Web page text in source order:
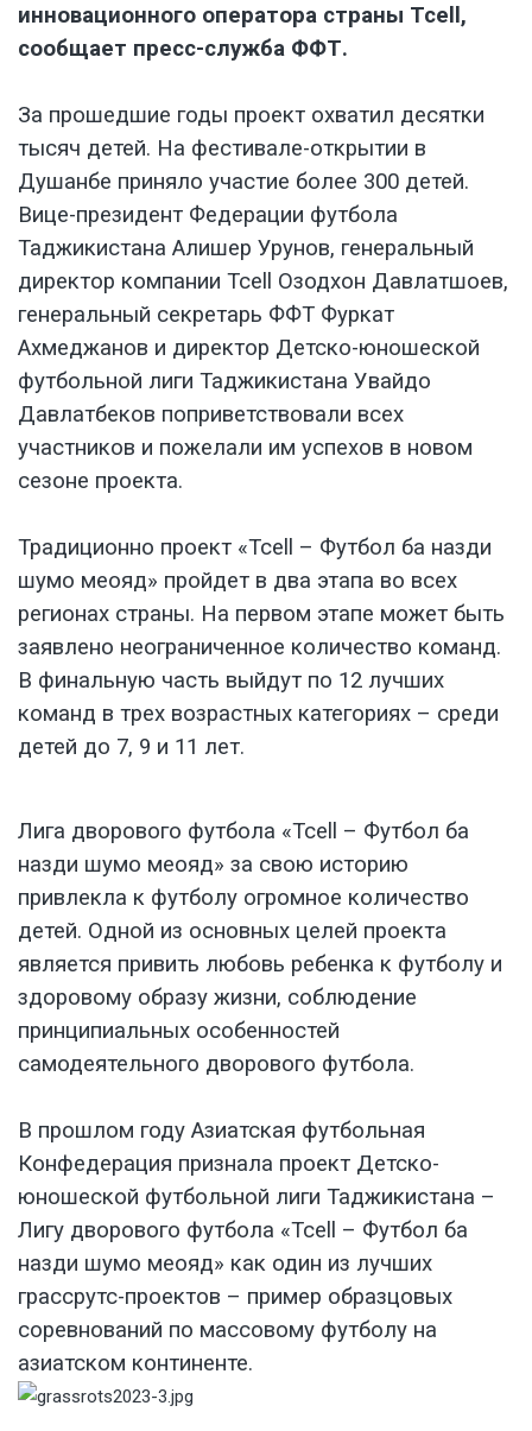
инновационного оператора страны Tcell,
сообщает пресс-служба ФФТ.
За прошедшие годы проект охватил десятки
тысяч детей. На фестивале-открытии в
Душанбе приняло участие более 300 детей.
Вице-президент Федерации футбола
Таджикистана Алишер Урунов, генеральный
директор компании Tcell Озодхон Давлатшоев,
генеральный секретарь ФФТ Фуркат
Ахмеджанов и директор Детско-юношеской
футбольной лиги Таджикистана Увайдо
Давлатбеков поприветствовали всех
участников и пожелали им успехов в новом
сезоне проекта.
Традиционно проект «Tcell – Футбол ба назди
шумо меояд» пройдет в два этапа во всех
регионах страны. На первом этапе может быть
заявлено неограниченное количество команд.
В финальную часть выйдут по 12 лучших
команд в трех возрастных категориях – среди
детей до 7, 9 и 11 лет.
Лига дворового футбола «Tcell – Футбол ба
назди шумо меояд» за свою историю
привлекла к футболу огромное количество
детей. Одной из основных целей проекта
является привить любовь ребенка к футболу и
здоровому образу жизни, соблюдение
принципиальных особенностей
самодеятельного дворового футбола.
В прошлом году Азиатская футбольная
Конфедерация признала проект Детско-
юношеской футбольной лиги Таджикистана –
Лигу дворового футбола «Tcell – Футбол ба
назди шумо меояд» как один из лучших
грассрутс-проектов – пример образцовых
соревнований по массовому футболу на
азиатском континенте.